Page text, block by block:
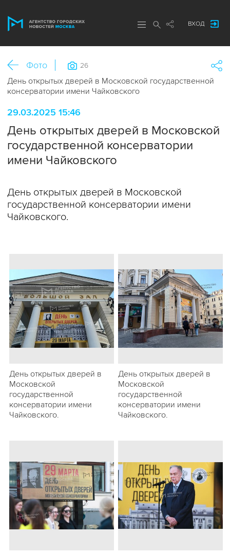
ВХОД
Фото
День открытых дверей в Московской государственной
консерватории имени Чайковского
26
29.03.2025 15:46
День открытых дверей в Московской
государственной консерватории
имени Чайковского
День открытых дверей в Московской
государственной консерватории имени
Чайковского.
День открытых дверей в
Московской
государственной
консерватории имени
Чайковского.
День открытых дверей в
Московской
государственной
консерватории имени
Чайковского.